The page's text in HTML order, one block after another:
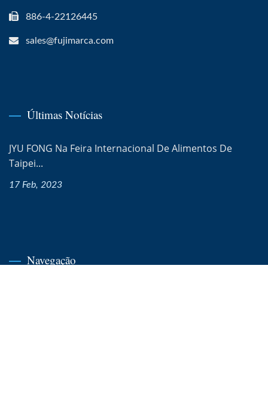
886-4-22126445
sales@fujimarca.com
Últimas Notícias
JYU FONG Na Feira Internacional De Alimentos De
Taipei...
17 Feb, 2023
Navegação